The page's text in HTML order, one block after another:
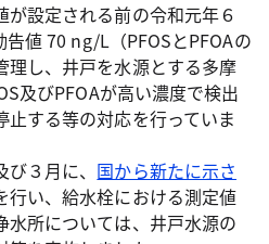
設定される前の令和元年６
値 70 ng/L（PFOSとPFOAの
理し、井戸を水源とする多摩
及びPFOAが高い濃度で検出
する等の対応を行っていま
３月に、 国から新たに示さ
行い、給水栓における測定値
水所については、井戸水源の